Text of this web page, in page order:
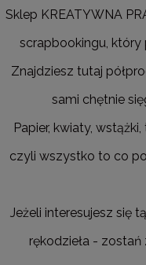
Sklep KREATYWNA
scrapbookingu, który
Znajdziesz tutaj
sami chętnie
Papier, kwiaty,
czyli wszystko to co
Jeżeli interesujesz się
rękodzieła - zostań